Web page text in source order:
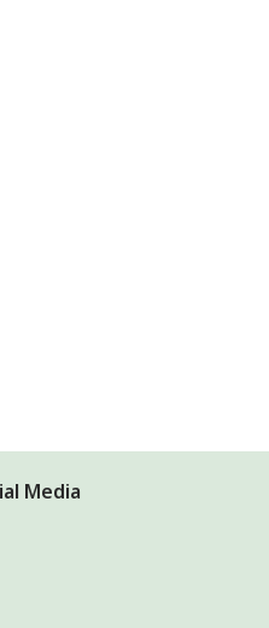
Media